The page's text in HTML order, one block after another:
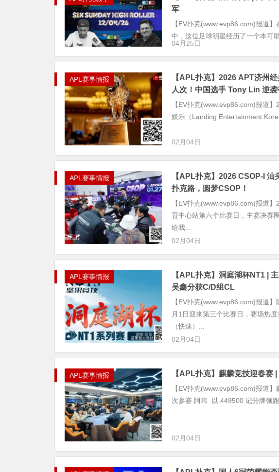
军
【EV扑克(www.evp86.com)报道
中，这位足球明星经历了一个本可
04月25日
APL赛事情报
【APL扑克】2026 APT济州
人次！中国选手 Tony Lin 逆袭
【EV扑克(www.evp86.com)报道
娱乐（Landing Entertainment
02月04日
APL赛事情报
【APL扑克】2026 CSOP-I
扑克路，圆梦CSOP！
【EV扑克(www.evp86.com)报道
育中心站第六个比赛日，主赛决赛
给我...
02月04日
APL赛事情报
【APL扑克】洞庭湖杯NT1 |
吴鑫分获C/D组CL
【EV扑克(www.evp86.com)报道
月1日迎来第三个比赛日，赛场热
（快速）...
02月04日
APL赛事情报 【APL扑克】麒麟竞技迎春赛
【EV扑克(www.evp86.com)报道
次参赛 阿玮 以 449500 记分牌领跑
02月04日